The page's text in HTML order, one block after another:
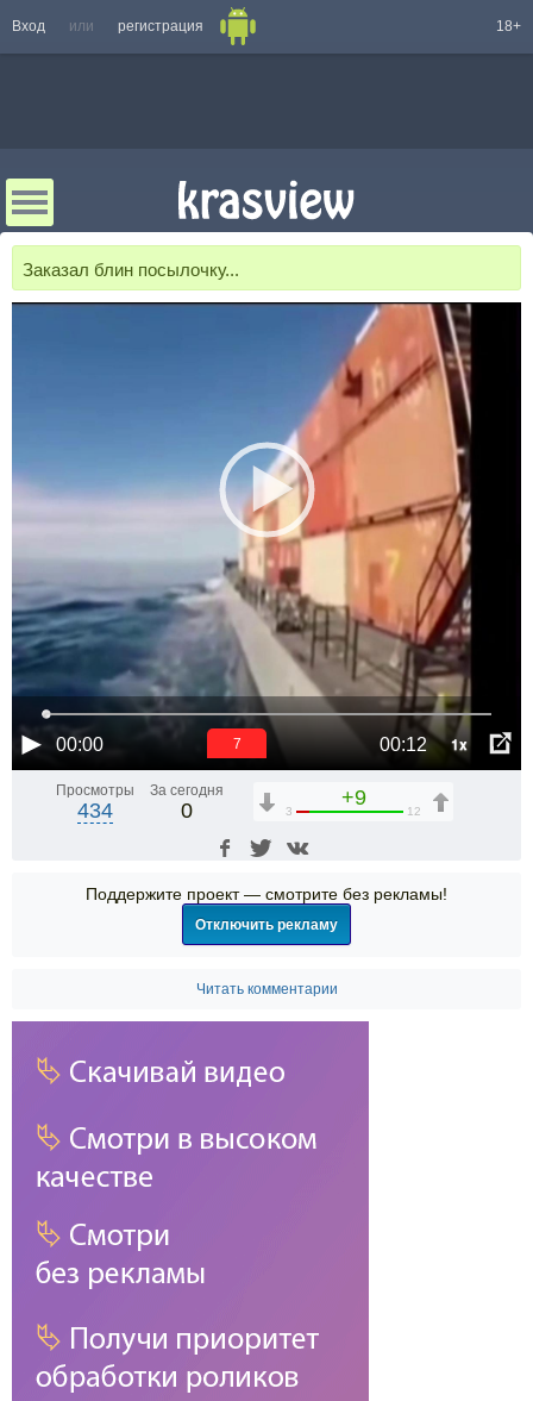
Вход или регистрация 18+
Заказал блин посылочку...
00:00 00:12 1x
6
Просмотры
434
За сегодня
0
+9
3 12
Поддержите проект — смотрите без рекламы!
Отключить рекламу
Читать комментарии